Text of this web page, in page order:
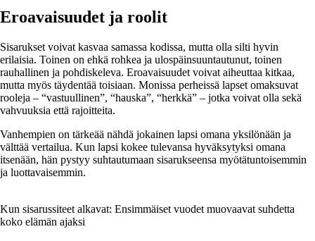
Eroavaisuudet ja roolit
Sisarukset voivat kasvaa samassa kodissa, mutta olla silti hyvin
erilaisia. Toinen on ehkä rohkea ja ulospäinsuuntautunut, toinen
rauhallinen ja pohdiskeleva. Eroavaisuudet voivat aiheuttaa kitkaa,
mutta myös täydentää toisiaan. Monissa perheissä lapset omaksuvat
rooleja – “vastuullinen”, “hauska”, “herkkä” – jotka voivat olla sekä
vahvuuksia että rajoitteita.
Vanhempien on tärkeää nähdä jokainen lapsi omana yksilönään ja
välttää vertailua. Kun lapsi kokee tulevansa hyväksytyksi omana
itsenään, hän pystyy suhtautumaan sisarukseensa myötätuntoisemmin
ja luottavaisemmin.
Kun sisarussiteet alkavat: Ensimmäiset vuodet muovaavat suhdetta
koko elämän ajaksi